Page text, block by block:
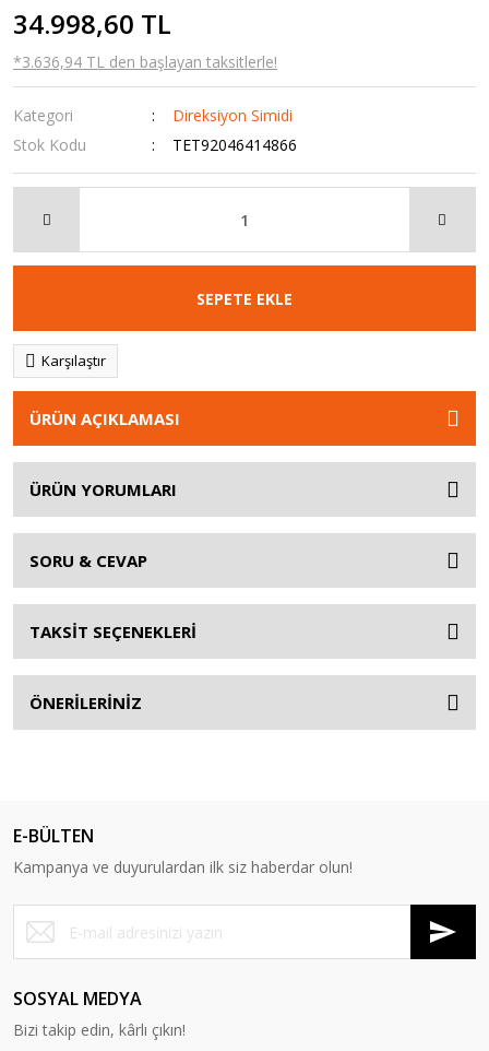
34.998,60 TL
*3.636,94 TL den başlayan taksitlerle!
Kategori
Direksiyon Simidi
Stok Kodu
TET92046414866
SEPETE EKLE
Karşılaştır
ÜRÜN AÇIKLAMASI
ÜRÜN YORUMLARI
SORU & CEVAP
TAKSİT SEÇENEKLERİ
ÖNERİLERİNİZ
E-BÜLTEN
Kampanya ve duyurulardan ilk siz haberdar olun!
SOSYAL MEDYA
Bizi takip edin, kârlı çıkın!